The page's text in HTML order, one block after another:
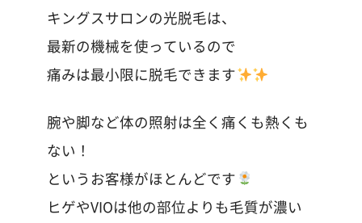
キングスサロンの光脱毛は、
最新の機械を使っているので
痛みは最小限に脱毛できます
腕や脚など体の照射は全く痛くも熱くも
ない！
というお客様がほとんどです
ヒゲやVIOは他の部位よりも毛質が濃い